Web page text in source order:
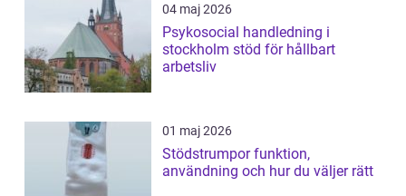
04 maj 2026
Psykosocial handledning i
stockholm stöd för hållbart
arbetsliv
01 maj 2026
Stödstrumpor funktion,
användning och hur du väljer rätt